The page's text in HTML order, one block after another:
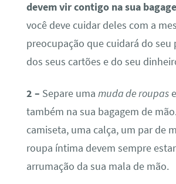
devem vir contigo na sua
você deve cuidar deles com a
preocupação que cuidará do seu
dos seus cartões e do seu
2 – Separe uma muda de roupas
também na sua bagagem de
camiseta, uma calça, um par de
roupa íntima devem sempre
arrumação da sua mala de mão.